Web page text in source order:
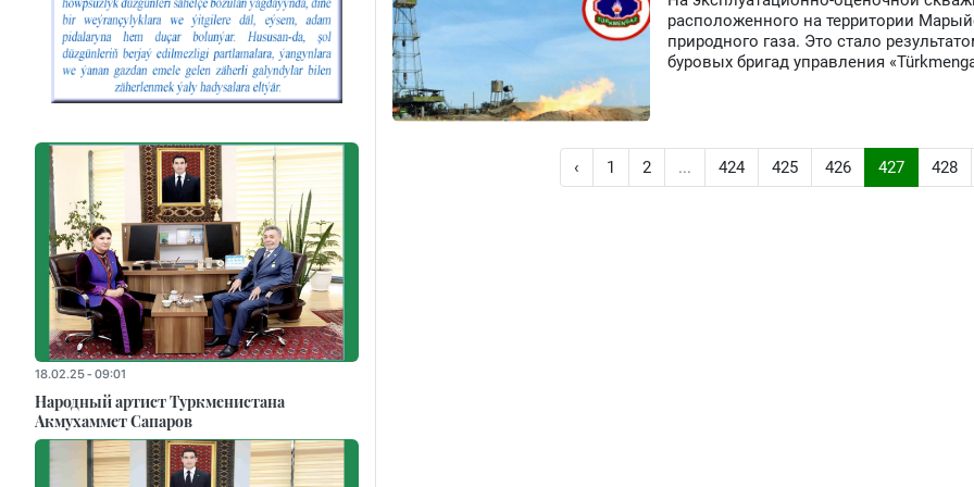
расположенного на территории
природного газа. Это стало
буровых бригад управления
‹ 1 2 ... 424 425 426 427 428
18.02.25 - 09:01
Народный артист Туркменистана
Акмухаммет Сапаров